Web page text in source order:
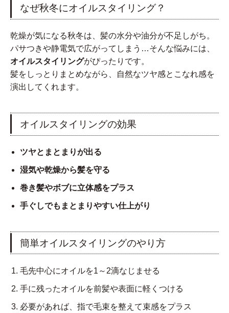
なぜ秋冬にオイルスタイリング？
乾燥が気になる秋冬は、髪の水分や油分が不足しがち。
パサつきや静電気で広がってしまう…そんな悩みには、
オイルスタイリングがぴったりです。
髪をしっとりまとめながら、自然なツヤ感とこなれ感を
演出してくれます。
オイルスタイリングの効果
ツヤとまとまりが出る
湿気や乾燥から髪を守る
巻き髪やボブに立体感をプラス
手ぐしでもまとまりやすい仕上がり
簡単オイルスタイリングのやり方
毛先中心にオイルを1～2滴なじませる
手に残ったオイルを前髪や表面に軽くつける
必要があれば、指で毛束を整えて束感をプラス